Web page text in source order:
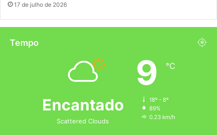
17 de julho de 2026
Tempo
Encantado
Scattered Clouds
9 ℃
18º - 8º
89%
0.23 km/h